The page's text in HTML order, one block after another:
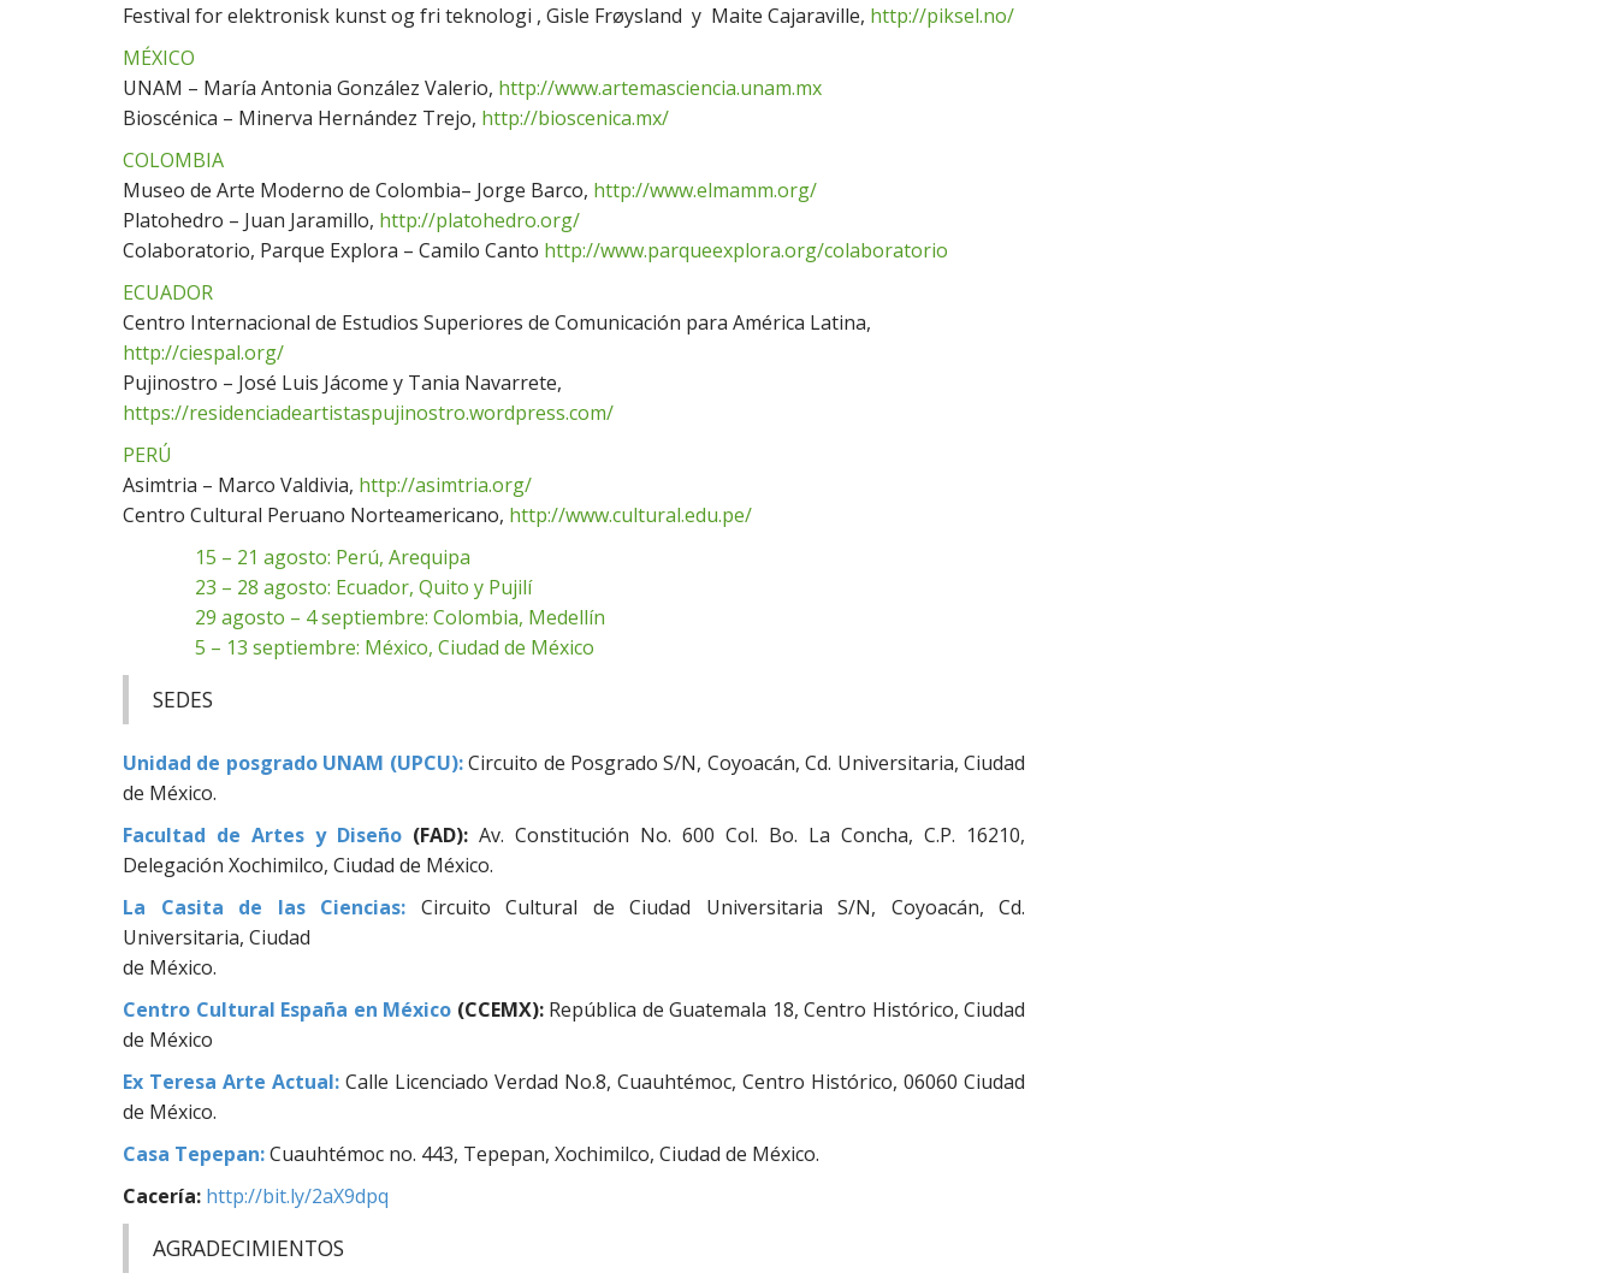
Festival for elektronisk kunst og fri teknologi , Gisle Frøysland y Maite Cajaraville, http://piksel.no/
MÉXICO
UNAM – María Antonia González Valerio, http://www.artemasciencia.unam.mx
Bioscénica – Minerva Hernández Trejo, http://bioscenica.mx/
COLOMBIA
Museo de Arte Moderno de Colombia– Jorge Barco, http://www.elmamm.org/
Platohedro – Juan Jaramillo, http://platohedro.org/
Colaboratorio, Parque Explora – Camilo Canto http://www.parqueexplora.org/colaboratorio
ECUADOR
Centro Internacional de Estudios Superiores de Comunicación para América Latina,
http://ciespal.org/
Pujinostro – José Luis Jácome y Tania Navarrete,
https://residenciadeartistaspujinostro.wordpress.com/
PERÚ
Asimtria – Marco Valdivia, http://asimtria.org/
Centro Cultural Peruano Norteamericano, http://www.cultural.edu.pe/
15 – 21 agosto: Perú, Arequipa
23 – 28 agosto: Ecuador, Quito y Pujilí
29 agosto – 4 septiembre: Colombia, Medellín
5 – 13 septiembre: México, Ciudad de México
SEDES
Unidad de posgrado UNAM (UPCU):Circuito de Posgrado S/N, Coyoacán, Cd. Universitaria, Ciudad
de México.
Facultad de Artes y Diseño (FAD): Av. Constitución No. 600 Col. Bo. La Concha, C.P. 16210,
Delegación Xochimilco, Ciudad de México.
La Casita de las Ciencias: Circuito Cultural de Ciudad Universitaria S/N, Coyoacán, Cd.
Universitaria, Ciudad
de México.
Centro Cultural España en México (CCEMX):República de Guatemala 18, Centro Histórico, Ciudad
de México
Ex Teresa Arte Actual: Calle Licenciado Verdad No.8, Cuauhtémoc, Centro Histórico, 06060 Ciudad
de México.
Casa Tepepan:Cuauhtémoc no. 443, Tepepan, Xochimilco, Ciudad de México.
Cacería: http://bit.ly/2aX9dpq
AGRADECIMIENTOS